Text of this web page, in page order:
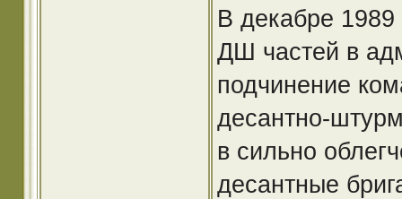
В декабре
ДШ частей в
подчинение
десантно-
в сильно
десантные